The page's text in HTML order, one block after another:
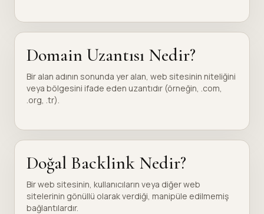
Domain Uzantısı Nedir?
Bir alan adının sonunda yer alan, web sitesinin niteliğini
veya bölgesini ifade eden uzantıdır (örneğin, .com,
.org, .tr).
Doğal Backlink Nedir?
Bir web sitesinin, kullanıcıların veya diğer web
sitelerinin gönüllü olarak verdiği, manipüle edilmemiş
bağlantılardır.